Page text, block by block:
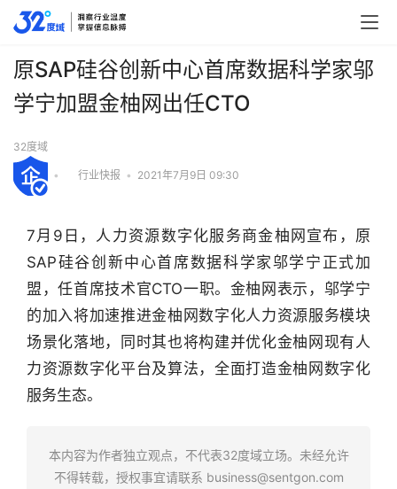
行
业
原SAP硅谷创新中心首席数据科学家邬
学宁加盟金柚网出任CTO
32度域
• 行业快报 • 2021年7月9日 09:30
7月9日，人力资源数字化服务商金柚网宣布，原
SAP硅谷创新中心首席数据科学家邬学宁正式加
盟，任首席技术官CTO一职。金柚网表示，邬学宁
的加入将加速推进金柚网数字化人力资源服务模块
场景化落地，同时其也将构建并优化金柚网现有人
力资源数字化平台及算法，全面打造金柚网数字化
服务生态。
本内容为作者独立观点，不代表32度域立场。未经允许
不得转载，授权事宜请联系 business@sentgon.com